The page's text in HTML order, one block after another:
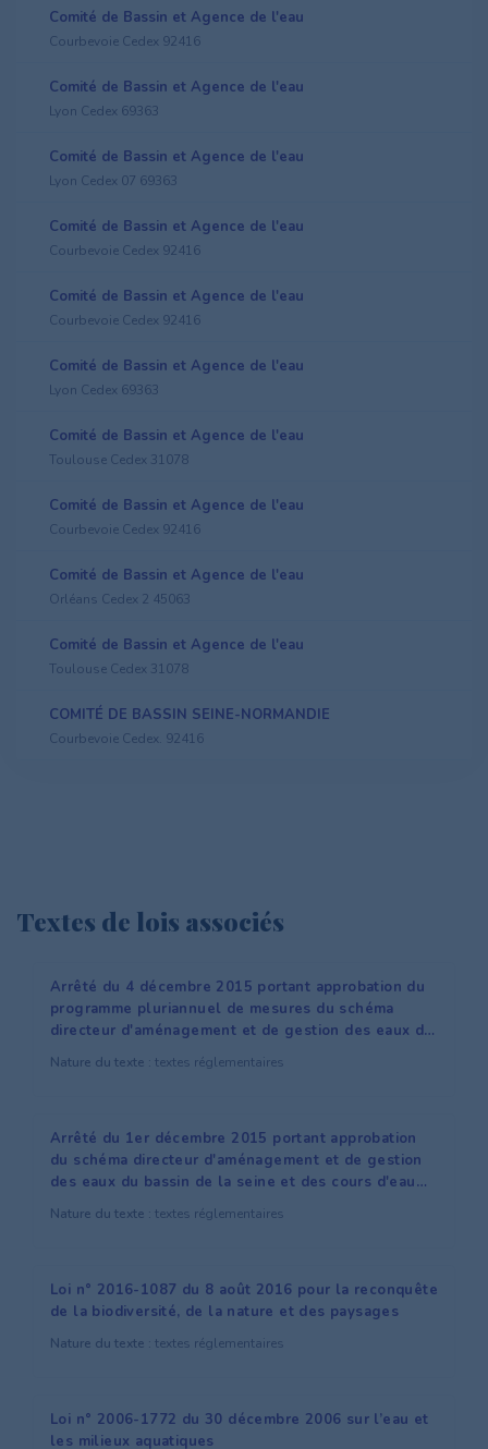
Comité de Bassin et Agence de l'eau
Courbevoie Cedex 92416
Comité de Bassin et Agence de l'eau
Lyon Cedex 69363
Comité de Bassin et Agence de l'eau
Lyon Cedex 07 69363
Comité de Bassin et Agence de l'eau
Courbevoie Cedex 92416
Comité de Bassin et Agence de l'eau
Courbevoie Cedex 92416
Comité de Bassin et Agence de l'eau
Lyon Cedex 69363
Comité de Bassin et Agence de l'eau
Toulouse Cedex 31078
Comité de Bassin et Agence de l'eau
Courbevoie Cedex 92416
Comité de Bassin et Agence de l'eau
Orléans Cedex 2 45063
Comité de Bassin et Agence de l'eau
Toulouse Cedex 31078
COMITÉ DE BASSIN SEINE-NORMANDIE
Courbevoie Cedex. 92416
Textes de lois associés
Arrêté du 4 décembre 2015 portant approbation du
programme pluriannuel de mesures du schéma
directeur d'aménagement et de gestion des eaux du
bassin de corse
Nature du texte : textes réglementaires
Arrêté du 1er décembre 2015 portant approbation
du schéma directeur d'aménagement et de gestion
des eaux du bassin de la seine et des cours d'eau
côtiers normands et arrêtant le programme
pluriannuel de mesures
Nature du texte : textes réglementaires
Loi n° 2016-1087 du 8 août 2016 pour la reconquête
de la biodiversité, de la nature et des paysages
Nature du texte : textes réglementaires
Loi n° 2006-1772 du 30 décembre 2006 sur l’eau et
les milieux aquatiques